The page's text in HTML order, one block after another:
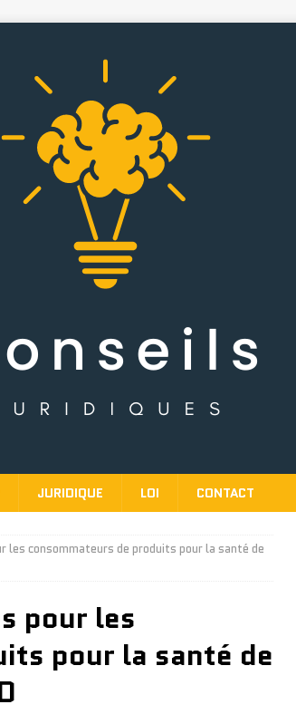
JURIDIQUE LOI CONTACT
les consommateurs de produits pour la santé de
pour les
pour la santé de